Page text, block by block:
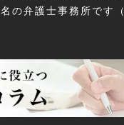
名の弁護士事務所です（